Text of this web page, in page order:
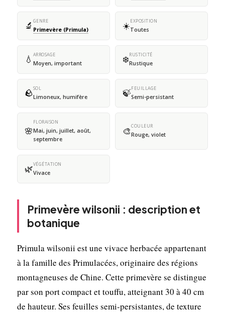
🔬 GENRE
Primevère (Primula) ☀️EXPOSITION
Toutes
💧 ARROSAGE
Moyen, important ❄️RUSTICITÉ
Rustique
🪨SOL
Limoneux, humifère 🍃FEUILLAGE
Semi-persistant
🌸
FLORAISON
Mai, juin, juillet, août,
septembre
🎨COULEUR
Rouge, violet
🌿VÉGÉTATION
Vivace
Primevère wilsonii : description et
botanique
Primula wilsonii est une vivace herbacée appartenant
à la famille des Primulacées, originaire des régions
montagneuses de Chine. Cette primevère se distingue
par son port compact et touffu, atteignant 30 à 40 cm
de hauteur. Ses feuilles semi-persistantes, de texture